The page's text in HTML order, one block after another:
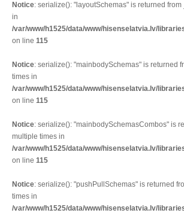
Notice: serialize(): "layoutSchemas" is returned
in
/var/www/h1525/data/www/hisenselatvia.lv/
on line 115
Notice: serialize(): "mainbodySchemas" is returned
times in
/var/www/h1525/data/www/hisenselatvia.lv/
on line 115
Notice: serialize(): "mainbodySchemasCombos" is
multiple times in
/var/www/h1525/data/www/hisenselatvia.lv/
on line 115
Notice: serialize(): "pushPullSchemas" is returned
times in
/var/www/h1525/data/www/hisenselatvia.lv/